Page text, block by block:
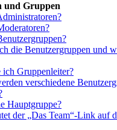
und Gruppen
die Benutzergruppen und
ich Gruppenleiter?
verschiedene
Hauptgruppe?
der „Das Team“-Link auf